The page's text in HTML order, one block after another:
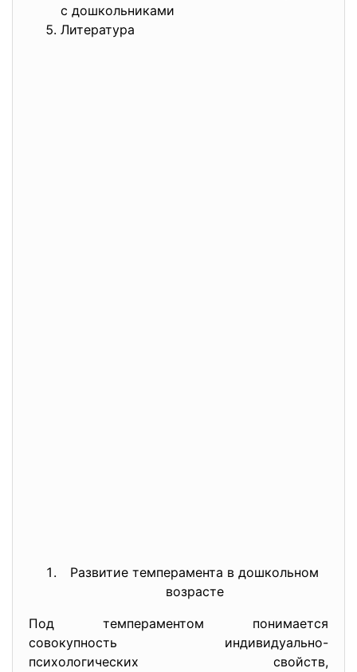
с дошкольниками
Литература
Развитие темперамента в дошкольном
возрасте
Под темпераментом понимается
совокупность индивидуально-
психологических свойств,